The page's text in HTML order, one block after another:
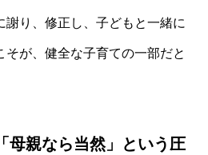
謝り、修正し、子どもと一緒に
そが、健全な子育ての一部だと
母親なら当然」という圧